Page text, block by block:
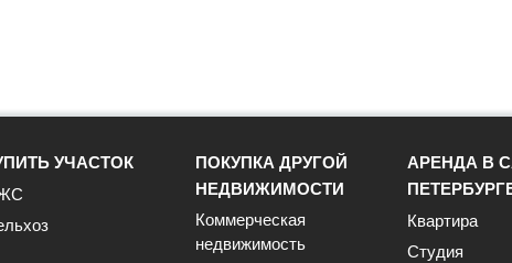
УЧАСТОК
ПОКУПКА ДРУГОЙ
НЕДВИЖИМОСТИ
Коммерческая
недвижимость
АРЕНДА В
Квартира
Студия